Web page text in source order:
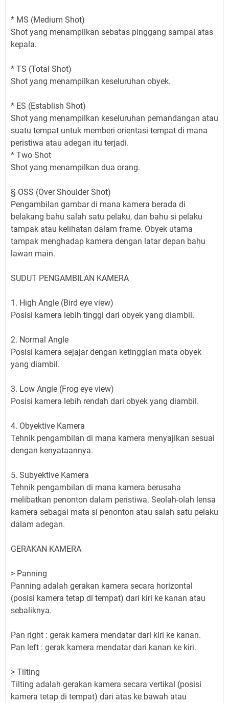
* MS (Medium Shot)
Shot yang menampilkan sebatas pinggang sampai atas
kepala.
* TS (Total Shot)
Shot yang menampilkan keseluruhan obyek.
* ES (Establish Shot)
Shot yang menampilkan keseluruhan pemandangan atau
suatu tempat untuk memberi orientasi tempat di mana
peristiwa atau adegan itu terjadi.
* Two Shot
Shot yang menampilkan dua orang.
§ OSS (Over Shoulder Shot)
Pengambilan gambar di mana kamera berada di
belakang bahu salah satu pelaku, dan bahu si pelaku
tampak atau kelihatan dalam frame. Obyek utama
tampak menghadap kamera dengan latar depan bahu
lawan main.
SUDUT PENGAMBILAN KAMERA
1. High Angle (Bird eye view)
Posisi kamera lebih tinggi dari obyek yang diambil.
2. Normal Angle
Posisi kamera sejajar dengan ketinggian mata obyek
yang diambil.
3. Low Angle (Frog eye view)
Posisi kamera lebih rendah dari obyek yang diambil.
4. Obyektive Kamera
Tehnik pengambilan di mana kamera menyajikan sesuai
dengan kenyataannya.
5. Subyektive Kamera
Tehnik pengambilan di mana kamera berusaha
melibatkan penonton dalam peristiwa. Seolah-olah lensa
kamera sebagai mata si penonton atau salah satu pelaku
dalam adegan.
GERAKAN KAMERA
> Panning
Panning adalah gerakan kamera secara horizontal
(posisi kamera tetap di tempat) dari kiri ke kanan atau
sebaliknya.
Pan right : gerak kamera mendatar dari kiri ke kanan.
Pan left : gerak kamera mendatar dari kanan ke kiri.
> Tilting
Tilting adalah gerakan kamera secara vertikal (posisi
kamera tetap di tempat) dari atas ke bawah atau